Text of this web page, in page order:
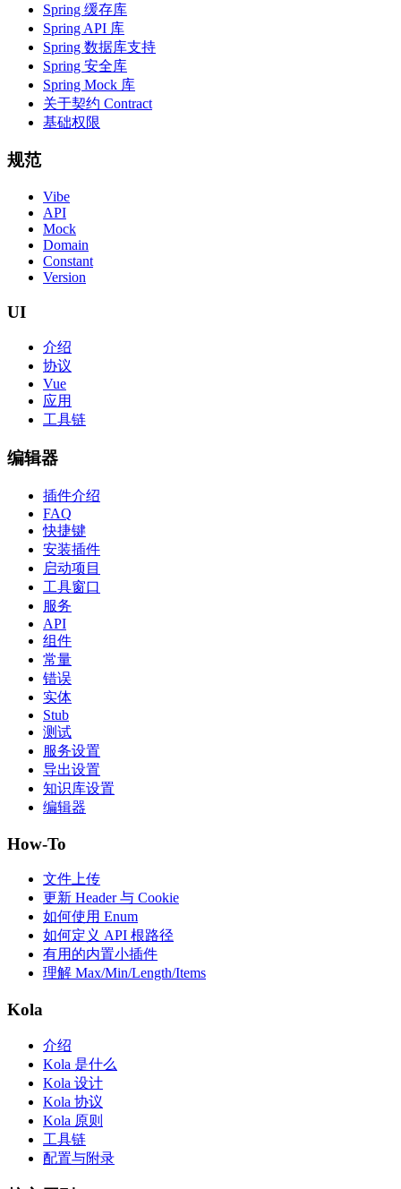
Spring 缓存库
Spring API 库
Spring 数据库支持
Spring 安全库
Spring Mock 库
关于契约 Contract
基础权限
规范
Vibe
API
Mock
Domain
Constant
Version
UI
介绍
协议
Vue
应用
工具链
编辑器
插件介绍
FAQ
快捷键
安装插件
启动项目
工具窗口
服务
API
组件
常量
错误
实体
Stub
测试
服务设置
导出设置
知识库设置
编辑器
How-To
文件上传
更新 Header 与 Cookie
如何使用 Enum
如何定义 API 根路径
有用的内置小插件
理解 Max/Min/Length/Items
Kola
介绍
Kola 是什么
Kola 设计
Kola 协议
Kola 原则
工具链
配置与附录